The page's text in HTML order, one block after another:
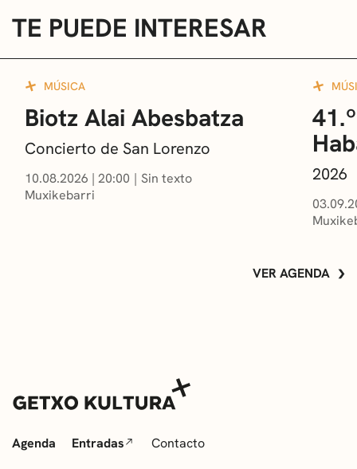
TE PUEDE INTERESAR
MÚSICA
Biotz Alai Abesbatza
Concierto de San Lorenzo
10.08.2026 | 20:00
Sin texto
Muxikebarri
2026
VER AGENDA
Agenda Entradas Contacto